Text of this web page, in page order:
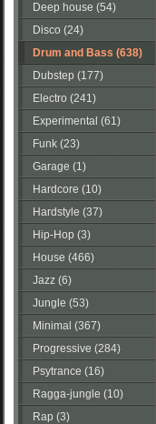
Deep house (54)
Disco (24)
Drum and Bass (638)
Dubstep (177)
Electro (241)
Experimental (61)
Funk (23)
Garage (1)
Hardcore (10)
Hardstyle (37)
Hip-Hop (3)
House (466)
Jazz (6)
Jungle (53)
Minimal (367)
Progressive (284)
Psytrance (16)
Ragga-jungle (10)
Rap (3)